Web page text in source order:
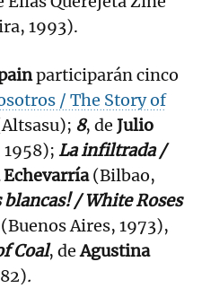
1993).
participarán cinco
/ The Story of
8, de Julio
La infiltrada /
(Bilbao,
blancas! / White Roses
Aires, 1973),
Coal, deAgustina
.